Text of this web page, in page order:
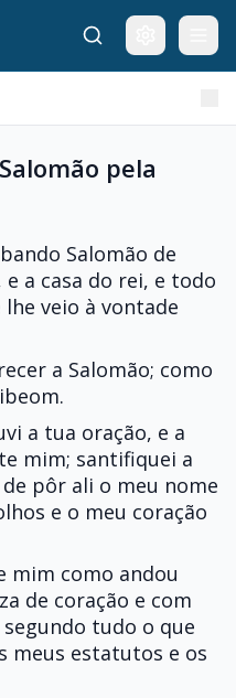
pela
Salomão de
a casa do rei, e todo
lhe veio à vontade
a Salomão; como
a tua oração, e a
mim; santifiquei a
pôr ali o meu nome
e o meu coração
mim como andou
de coração e com
tudo o que
meus estatutos e os